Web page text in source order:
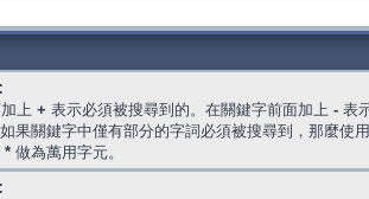
上 + 表示必須被搜尋到的。在關鍵字前面加上 - 表
果關鍵字中僅有部分的字詞必須被搜尋到，那麼使
* 做為萬用字元。